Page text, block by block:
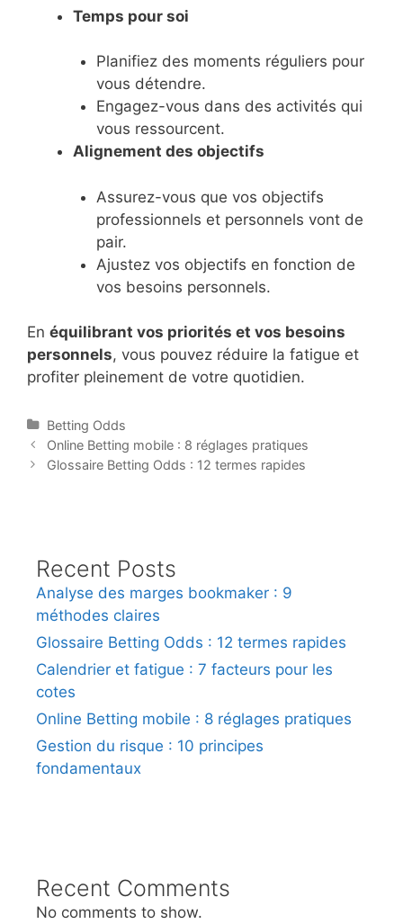
Temps pour soi
Planifiez des moments réguliers pour
vous détendre.
Engagez-vous dans des activités qui
vous ressourcent.
Alignement des objectifs
Assurez-vous que vos objectifs
professionnels et personnels vont de
pair.
Ajustez vos objectifs en fonction de
vos besoins personnels.
En équilibrant vos priorités et vos besoins
personnels, vous pouvez réduire la fatigue et
profiter pleinement de votre quotidien.
Categories
Betting Odds
Post
navigation
Online Betting mobile : 8 réglages pratiques
Glossaire Betting Odds : 12 termes rapides
Recent Posts
Analyse des marges bookmaker : 9
méthodes claires
Glossaire Betting Odds : 12 termes rapides
Calendrier et fatigue : 7 facteurs pour les
cotes
Online Betting mobile : 8 réglages pratiques
Gestion du risque : 10 principes
fondamentaux
Recent Comments
No comments to show.